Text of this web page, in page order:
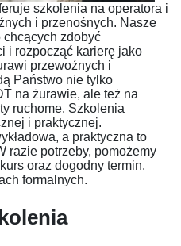
szkolenia na operatora i
i przenośnych. Nasze
chcących zdobyć
i rozpocząć karierę jako
przewoźnych i
Państwo nie tylko
na żurawie, ale też na
ruchome. Szkolenia
i praktycznej.
a praktyczna to
razie potrzeby, pomożemy
oraz dogodny termin.
formalnych.